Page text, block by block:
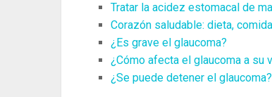
Tratar la acidez estomacal de
Corazón saludable: dieta,
¿Es grave el glaucoma?
¿Cómo afecta el glaucoma a su
¿Se puede detener el glaucoma?